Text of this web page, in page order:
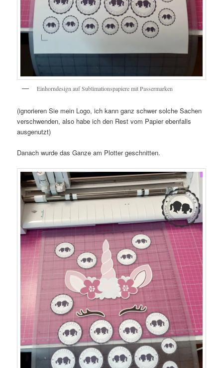
Einhorndesign auf Sublimationspapiere mit Passermarken
(ignorieren Sie mein Logo, ich kann ganz schwer solche Sachen
verschwenden, also habe ich den Rest vom Papier ebenfalls
ausgenutzt)
Danach wurde das Ganze am Plotter geschnitten.